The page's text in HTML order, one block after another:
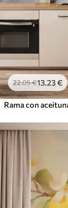
22.05€13 .23€